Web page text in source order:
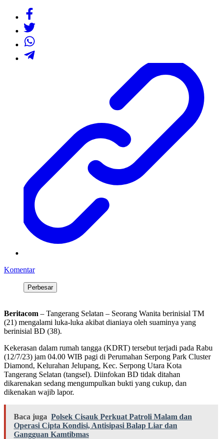
Komentar
Perbesar
Beritacom – Tangerang Selatan – Seorang Wanita berinisial TM
(21) mengalami luka-luka akibat dianiaya oleh suaminya yang
berinisial BD (38).
Kekerasan dalam rumah tangga (KDRT) tersebut terjadi pada Rabu
(12/7/23) jam 04.00 WIB pagi di Perumahan Serpong Park Cluster
Diamond, Kelurahan Jelupang, Kec. Serpong Utara Kota
Tangerang Selatan (tangsel). Diinfokan BD tidak ditahan
dikarenakan sedang mengumpulkan bukti yang cukup, dan
dikenakan wajib lapor.
Baca juga Polsek Cisauk Perkuat Patroli Malam dan
Operasi Cipta Kondisi, Antisipasi Balap Liar dan
Gangguan Kamtibmas